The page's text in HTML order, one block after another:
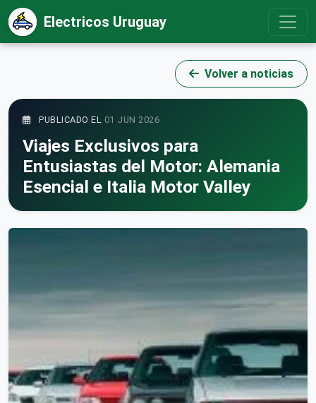
Electricos Uruguay
Volver a noticias
PUBLICADO EL 01 JUN 2026
Viajes Exclusivos para
Entusiastas del Motor: Alemania
Esencial e Italia Motor Valley